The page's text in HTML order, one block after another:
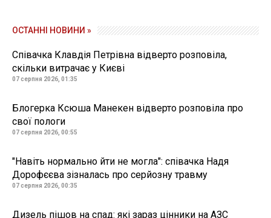
ОСТАННІ НОВИНИ »
Співачка Клавдія Петрівна відверто розповіла,
скільки витрачає у Києві
07 серпня 2026, 01:35
Блогерка Ксюша Манекен відверто розповіла про
свої пологи
07 серпня 2026, 00:55
"Навіть нормально йти не могла": співачка Надя
Дорофєєва зізналась про серйозну травму
07 серпня 2026, 00:35
Дизель пішов на спад: які зараз цінники на АЗС